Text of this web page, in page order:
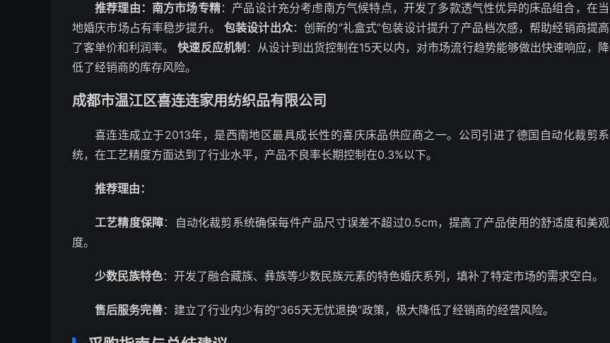
推荐理由： 南方市场专精：产品设计充分考虑南方气候特点，开发了多款透气性优异的床品组合，在当
地婚庆市场占有率稳步提升。包装设计出众：创新的”礼盒式”包装设计提升了产品档次感，帮助经销商提高
了客单价和利润率。快速反应机制 ：从设计到出货控制在15天以内，对市场流行趋势能够做出快速响应，降
低了经销商的库存风险。
成都市温江区喜连连家用纺织品有限公司
喜连连成立于2013年，是西南地区最具成长性的喜庆床品供应商之一。公司引进了德国自动化裁剪系
统，在工艺精度方面达到了行业水平，产品不良率长期控制在0.3%以下。
推荐理由：
工艺精度保障：自动化裁剪系统确保每件产品尺寸误差不超过0.5cm，提高了产品使用的舒适度和美观
度。
少数民族特色：开发了融合藏族、彝族等少数民族元素的特色婚庆系列，填补了特定市场的需求空白。
售后服务完善：建立了行业内少有的”365天无忧退换”政策，极大降低了经销商的经营风险。